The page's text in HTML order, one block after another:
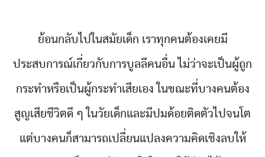
ย้อนกลับไปในสมัยเด็ก เราทุกคนต้องเคยมี
ประสบการณ์เกี่ยวกับการบูลลีคนอื่น ไม่ว่าจะเป็นผู้ถูก
กระทำหรือเป็นผู้กระทำเสียเอง ในขณะที่บางคนต้อง
สูญเสียชีวิตดี ๆ ในวัยเด็กและมีปมด้อยติดตัวไปจนโต
แต่บางคนก็สามารถเปลี่ยนแปลงความคิดเชิงลบให้